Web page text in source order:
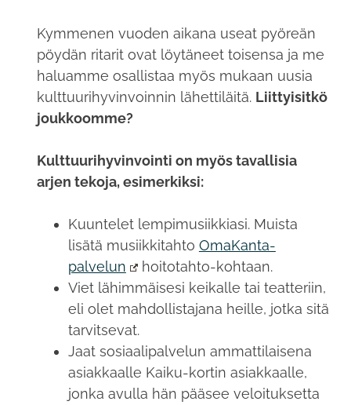
Kymmenen vuoden aikana useat pyöreän
pöydän ritarit ovat löytäneet toisensa ja me
haluamme osallistaa myös mukaan uusia
kulttuurihyvinvoinnin lähettiläitä. Liittyisitkö
joukkoomme?
Kulttuurihyvinvointi on myös tavallisia
arjen tekoja, esimerkiksi:
Kuuntelet lempimusiikkiasi. Muista
lisätä musiikkitahto OmaKanta-
palvelun
hoitotahto-kohtaan.
Viet lähimmäisesi keikalle tai teatteriin,
eli olet mahdollistajana heille, jotka sitä
tarvitsevat.
Jaat sosiaalipalvelun ammattilaisena
asiakkaalle Kaiku-kortin asiakkaalle,
jonka avulla hän pääsee veloituksetta